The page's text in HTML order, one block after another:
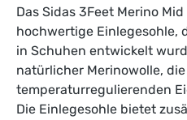
Das Sidas 3Feet Merino
hochwertige Einlegesohle,
in Schuhen entwickelt
natürlicher Merinowolle,
temperaturregulierenden
Die Einlegesohle bietet